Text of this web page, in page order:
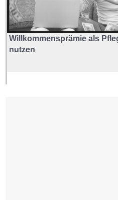
Willkommensprämie als
nutzen